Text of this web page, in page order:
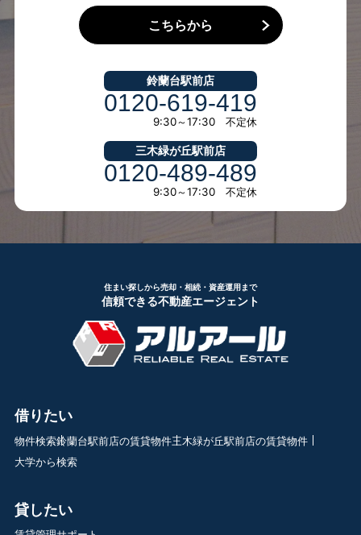
こちらから
鈴蘭台駅前店
0120-619-419
9:30～17:30 不定休
三木緑が丘駅前店
0120-489-489
9:30～17:30 不定休
住まい探しから売却・相続・資産運用まで
信頼できる不動産エージェント
借りたい
物件検索鈴蘭台駅前店の賃貸物件三木緑が丘駅前店の賃貸物件
大学から検索
貸したい